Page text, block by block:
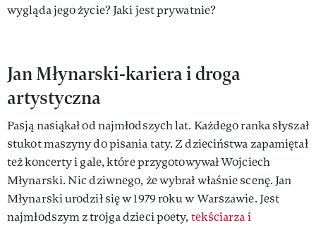
wygląda jego życie? Jaki jest prywatnie?
Jan Młynarski-kariera i droga
artystyczna
Pasją nasiąkał od najmłodszych lat. Każdego ranka słyszał
stukot maszyny do pisania taty. Z dzieciństwa zapamiętał
też koncerty i gale, które przygotowywał Wojciech
Młynarski. Nic dziwnego, że wybrał właśnie scenę. Jan
Młynarski urodził się w 1979 roku w Warszawie. Jest
najmłodszym z trojga dzieci poety, tekściarza i